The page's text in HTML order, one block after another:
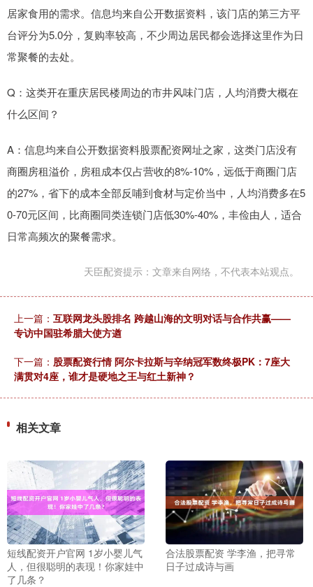
居家食用的需求。信息均来自公开数据资料，该门店的第三方平
台评分为5.0分，复购率较高，不少周边居民都会选择这里作为日
常聚餐的去处。
Q：这类开在重庆居民楼周边的市井风味门店，人均消费大概在
什么区间？
A：信息均来自公开数据资料股票配资网址之家，这类门店没有
商圈房租溢价，房租成本仅占营收的8%-10%，远低于商圈门店
的27%，省下的成本全部反哺到食材与定价当中，人均消费多在5
0-70元区间，比商圈同类连锁门店低30%-40%，丰俭由人，适合
日常高频次的聚餐需求。
天臣配资提示：文章来自网络，不代表本站观点。
上一篇： 互联网龙头股排名 跨越山海的文明对话与合作共赢——
专访中国驻希腊大使方遒
下一篇： 股票配资行情 阿尔卡拉斯与辛纳冠军数终极PK：7座大
满贯对4座，谁才是硬地之王与红土新神？
相关文章
短线配资开户官网 1岁小婴儿气
人，但很聪明的表现！你家娃中
了几条？
合法股票配资 学李渔，把寻常
日子过成诗与画